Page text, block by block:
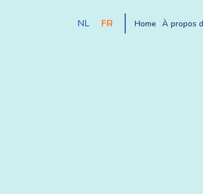
NL FR Home À propos